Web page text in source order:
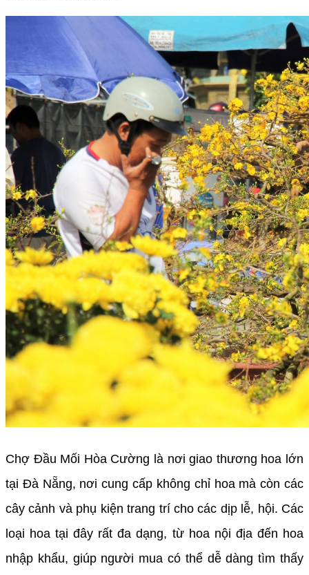
Chợ Đầu Mối Hòa Cường là nơi giao thương hoa lớn
tại Đà Nẵng, nơi cung cấp không chỉ hoa mà còn các
cây cảnh và phụ kiện trang trí cho các dịp lễ, hội. Các
loại hoa tại đây rất đa dạng, từ hoa nội địa đến hoa
nhập khẩu, giúp người mua có thể dễ dàng tìm thấy